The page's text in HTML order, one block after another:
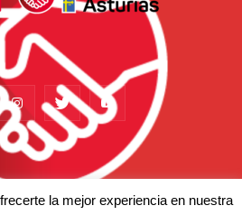
la mejor experiencia en nuestra